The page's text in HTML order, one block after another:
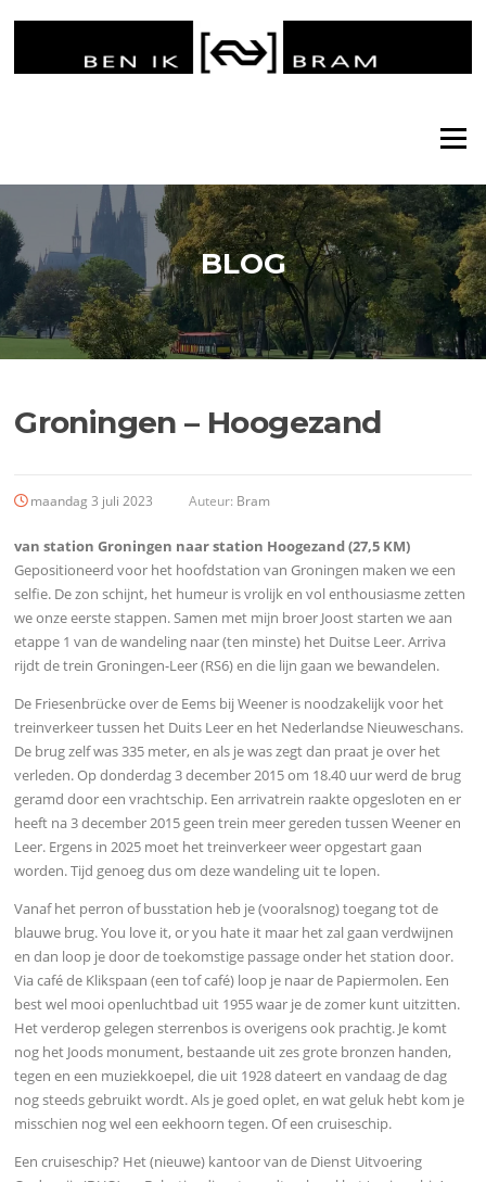
Menu
BLOG
Groningen – Hoogezand
maandag 3 juli 2023 Auteur: Bram
van station Groningen naar station Hoogezand (27,5 KM)
Gepositioneerd voor het hoofdstation van Groningen maken we een
selfie. De zon schijnt, het humeur is vrolijk en vol enthousiasme zetten
we onze eerste stappen. Samen met mijn broer Joost starten we aan
etappe 1 van de wandeling naar (ten minste) het Duitse Leer. Arriva
rijdt de trein Groningen-Leer (RS6) en die lijn gaan we bewandelen.
De Friesenbrücke over de Eems bij Weener is noodzakelijk voor het
treinverkeer tussen het Duits Leer en het Nederlandse Nieuweschans.
De brug zelf was 335 meter, en als je was zegt dan praat je over het
verleden. Op donderdag 3 december 2015 om 18.40 uur werd de brug
geramd door een vrachtschip. Een arrivatrein raakte opgesloten en er
heeft na 3 december 2015 geen trein meer gereden tussen Weener en
Leer. Ergens in 2025 moet het treinverkeer weer opgestart gaan
worden. Tijd genoeg dus om deze wandeling uit te lopen.
Vanaf het perron of busstation heb je (vooralsnog) toegang tot de
blauwe brug. You love it, or you hate it maar het zal gaan verdwijnen
en dan loop je door de toekomstige passage onder het station door.
Via café de Klikspaan (een tof café) loop je naar de Papiermolen. Een
best wel mooi openluchtbad uit 1955 waar je de zomer kunt uitzitten.
Het verderop gelegen sterrenbos is overigens ook prachtig. Je komt
nog het Joods monument, bestaande uit zes grote bronzen handen,
tegen en een muziekkoepel, die uit 1928 dateert en vandaag de dag
nog steeds gebruikt wordt. Als je goed oplet, en wat geluk hebt kom je
misschien nog wel een eekhoorn tegen. Of een cruiseschip.
Een cruiseschip? Het (nieuwe) kantoor van de Dienst Uitvoering